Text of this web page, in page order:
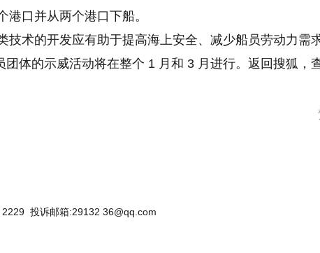
港口并从两个港口下船。
技术的开发应有助于提高海上安全、减少船员劳动力需
团体的示威活动将在整个 1 月和 3 月进行。返回搜狐，
投诉邮箱:29132 36@qq.com